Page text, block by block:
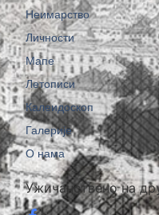
Ужичанствено на
Неимарство
Личности
Мапе
Летописи
Калеидоскоп
Галерије
О нама